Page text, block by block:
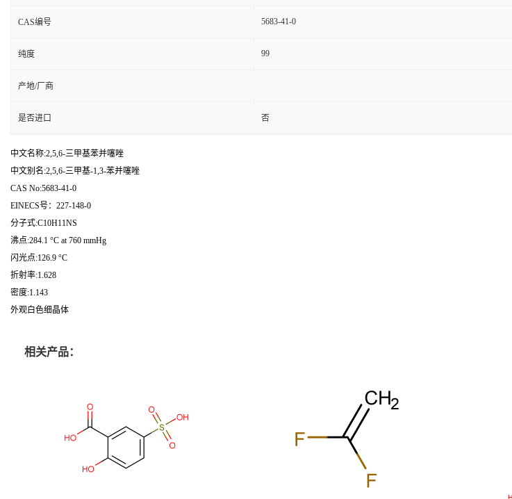
CAS编号 5683-41-0
纯度 99
产地/厂商
是否进口 否
中文名称:2,5,6-三甲基苯并噻唑
中文别名:2,5,6-三甲基-1,3-苯并噻唑
CAS No:5683-41-0
EINECS号：227-148-0
分子式:C10H11NS
沸点:284.1 °C at 760 mmHg
闪光点:126.9 °C
折射率:1.628
密度:1.143
外观白色细晶体
相关产品：